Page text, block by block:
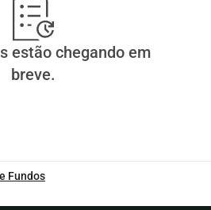
estão chegando em
breve.
Fundos